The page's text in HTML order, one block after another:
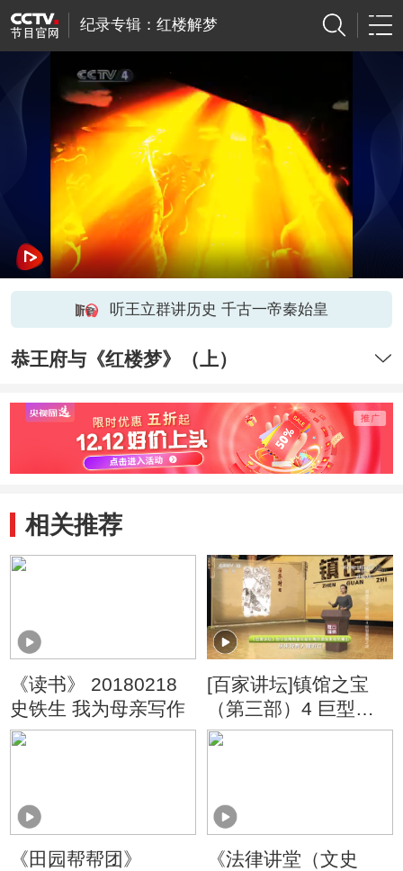
纪录专辑：红楼解梦
听王立群讲历史 千古一帝秦始皇
恭王府与《红楼梦》（上）
相关推荐
《读书》 20180218
史铁生 我为母亲写作
[百家讲坛]镇馆之宝
（第三部）4 巨型重
器之谜 《山海经》中
《田园帮帮团》
《法律讲堂（文史